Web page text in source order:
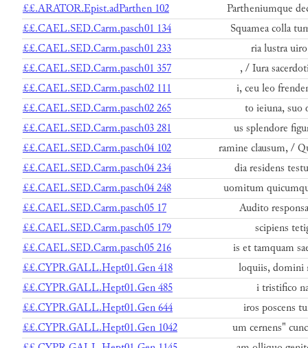
££.ARATOR.Epist.adParthen 102
Partheniumque
££.CAEL.SED.Carm.pasch01 134
Squamea colla
££.CAEL.SED.Carm.pasch01 233
ria lustra
££.CAEL.SED.Carm.pasch01 357
, / Iura
££.CAEL.SED.Carm.pasch02 111
i, ceu leo
££.CAEL.SED.Carm.pasch02 265
to ieiuna, suo
££.CAEL.SED.Carm.pasch03 281
us splendore
££.CAEL.SED.Carm.pasch04 102
ramine clausum, /
££.CAEL.SED.Carm.pasch04 234
dia residens
££.CAEL.SED.Carm.pasch04 248
uomitum
££.CAEL.SED.Carm.pasch05 17
Audito
££.CAEL.SED.Carm.pasch05 179
scipiens
££.CAEL.SED.Carm.pasch05 216
is et tamquam
££.CYPR.GALL.Hept01.Gen 418
loquiis, domini
££.CYPR.GALL.Hept01.Gen 485
i tristifico
££.CYPR.GALL.Hept01.Gen 644
iros poscens
££.CYPR.GALL.Hept01.Gen 1042
um cernens"